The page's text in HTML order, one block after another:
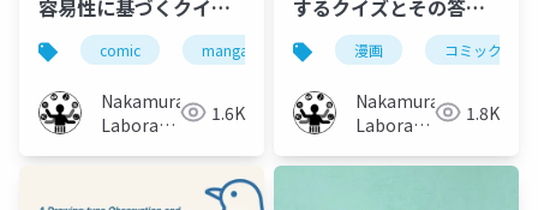
容易性に基づくクイズ
型記憶支援手法の実現
と検証
comic manga memory character
Nakamura
Laboratory
1.6K
するクイズとその答え
からのシーン推定
漫画 コミック
Nakamura
Laboratory
University)
1.8K